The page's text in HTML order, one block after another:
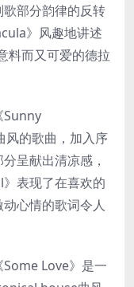
歌部分韵律的反转
》风趣地讲述
料而又可爱的德拉
Sunny
的歌曲，加入序
呈献出清凉感，
表现了在喜欢的
心情的歌词令人
Love》是一